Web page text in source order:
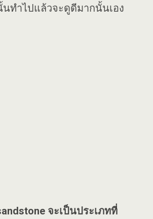
นทำไปแล้วจะดูดีมากนั้นเอง
จะเป็นประเภทที่